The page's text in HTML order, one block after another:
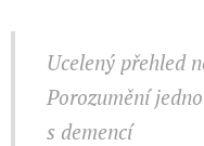
Ucelený přehled
Porozumění
s demencí